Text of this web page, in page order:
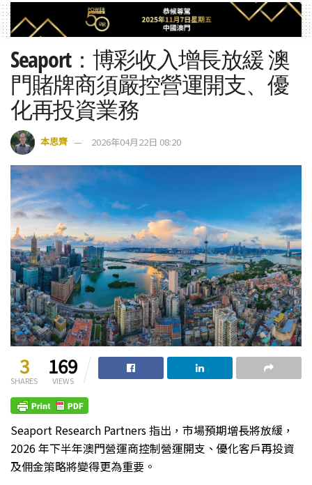
Seaport：博彩收入增長放緩 澳
門賭牌商須嚴控營運開支、優
化再投資業務
本思齊 2026年04月22日 08:20
3
SHARES
169
VIEWS
Seaport Research Partners 指出，市場預期增長將放緩，
2026 年下半年澳門營運商控制營運開支、優化客戶再投資
及佣金策略將變得更為重要。